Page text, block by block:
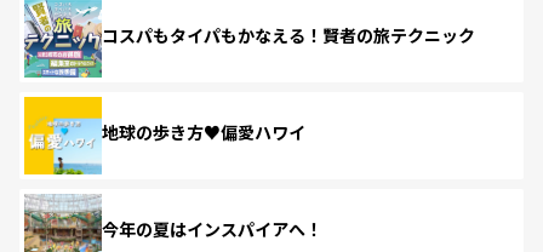
コスパもタイパもかなえる！賢者の旅テクニック
地球の歩き方♥偏愛ハワイ
今年の夏はインスパイアへ！